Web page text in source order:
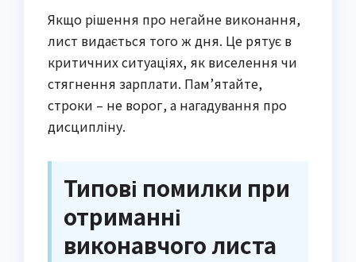
Якщо рішення про негайне виконання,
лист видається того ж дня. Це рятує в
критичних ситуаціях, як виселення чи
стягнення зарплати. Пам’ятайте,
строки – не ворог, а нагадування про
дисципліну.
Типові помилки при
отриманні
виконавчого листа